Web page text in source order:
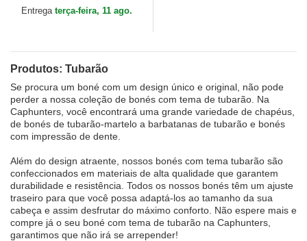
Entrega terça-feira, 11 ago.
Produtos: Tubarão
Se procura um boné com um design único e original, não pode
perder a nossa coleção de bonés com tema de tubarão. Na
Caphunters, você encontrará uma grande variedade de chapéus,
de bonés de tubarão-martelo a barbatanas de tubarão e bonés
com impressão de dente.
Além do design atraente, nossos bonés com tema tubarão são
confeccionados em materiais de alta qualidade que garantem
durabilidade e resistência. Todos os nossos bonés têm um ajuste
traseiro para que você possa adaptá-los ao tamanho da sua
cabeça e assim desfrutar do máximo conforto. Não espere mais e
compre já o seu boné com tema de tubarão na Caphunters,
garantimos que não irá se arrepender!